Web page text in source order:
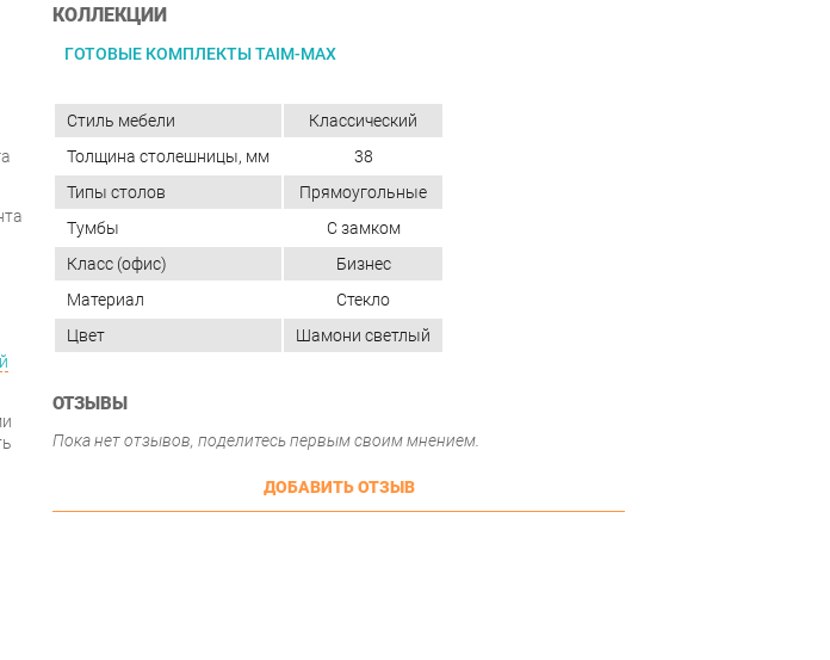
КОЛЛЕКЦИИ
ГОТОВЫЕ КОМПЛЕКТЫ TAIM-MAX
Стиль мебели
Классический
Толщина столешницы, мм
38
Типы столов
Прямоугольные
Тумбы
С замком
Класс (офис)
Бизнес
Материал
Стекло
Цвет
Шамони светлый
ОТЗЫВЫ
Пока нет отзывов, поделитесь первым своим мнением.
ДОБАВИТЬ ОТЗЫВ